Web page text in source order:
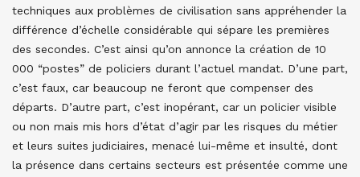
techniques aux problèmes de civilisation sans appréhender la
différence d’échelle considérable qui sépare les premières
des secondes. C’est ainsi qu’on annonce la création de 10
000 “postes” de policiers durant l’actuel mandat. D’une part,
c’est faux, car beaucoup ne feront que compenser des
départs. D’autre part, c’est inopérant, car un policier visible
ou non mais mis hors d’état d’agir par les risques du métier
et leurs suites judiciaires, menacé lui-même et insulté, dont
la présence dans certains secteurs est présentée comme une